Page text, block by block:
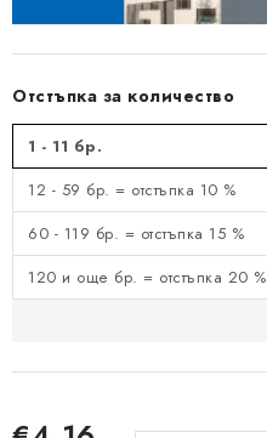
Отстъпка за количество
1 - 11 бр.
12 - 59 бр. = отстъпка 10 %
60 - 119 бр. = отстъпка 15 %
120 и още бр. = отстъпка 20 %